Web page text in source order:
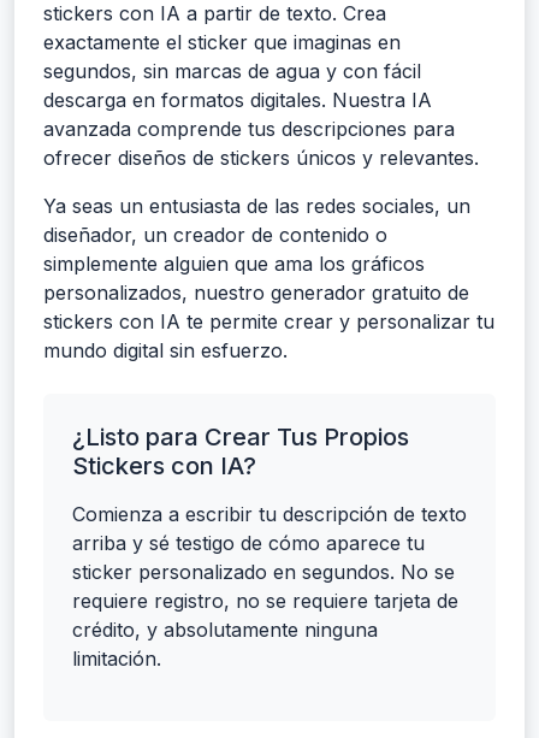
stickers con IA a partir de texto. Crea
exactamente el sticker que imaginas en
segundos, sin marcas de agua y con fácil
descarga en formatos digitales. Nuestra IA
avanzada comprende tus descripciones para
ofrecer diseños de stickers únicos y relevantes.
Ya seas un entusiasta de las redes sociales, un
diseñador, un creador de contenido o
simplemente alguien que ama los gráficos
personalizados, nuestro generador gratuito de
stickers con IA te permite crear y personalizar tu
mundo digital sin esfuerzo.
¿Listo para Crear Tus Propios
Stickers con IA?
Comienza a escribir tu descripción de texto
arriba y sé testigo de cómo aparece tu
sticker personalizado en segundos. No se
requiere registro, no se requiere tarjeta de
crédito, y absolutamente ninguna
limitación.